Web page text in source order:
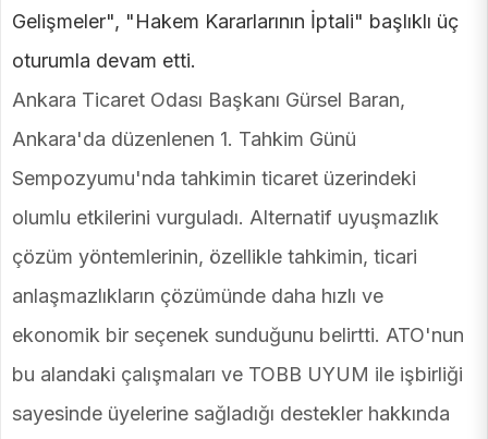
Gelişmeler", "Hakem Kararlarının İptali" başlıklı üç
oturumla devam etti.
Ankara Ticaret Odası Başkanı Gürsel Baran,
Ankara'da düzenlenen 1. Tahkim Günü
Sempozyumu'nda tahkimin ticaret üzerindeki
olumlu etkilerini vurguladı. Alternatif uyuşmazlık
çözüm yöntemlerinin, özellikle tahkimin, ticari
anlaşmazlıkların çözümünde daha hızlı ve
ekonomik bir seçenek sunduğunu belirtti. ATO'nun
bu alandaki çalışmaları ve TOBB UYUM ile işbirliği
sayesinde üyelerine sağladığı destekler hakkında